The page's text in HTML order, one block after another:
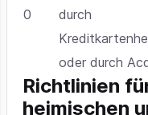
0
durch
oder durch
Richtlinien
heimischen